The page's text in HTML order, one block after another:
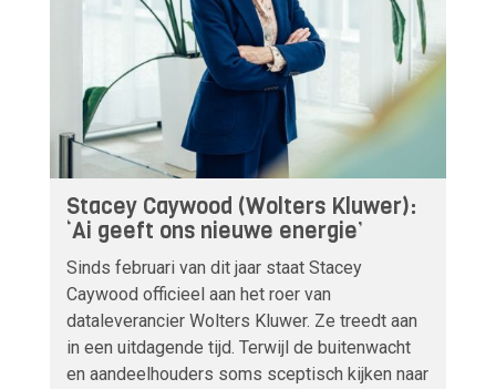
Stacey Caywood (Wolters Kluwer):
‘Ai geeft ons nieuwe energie’
Sinds februari van dit jaar staat Stacey
Caywood officieel aan het roer van
dataleverancier Wolters Kluwer. Ze treedt aan
in een uitdagende tijd. Terwijl de buitenwacht
en aandeelhouders soms sceptisch kijken naar